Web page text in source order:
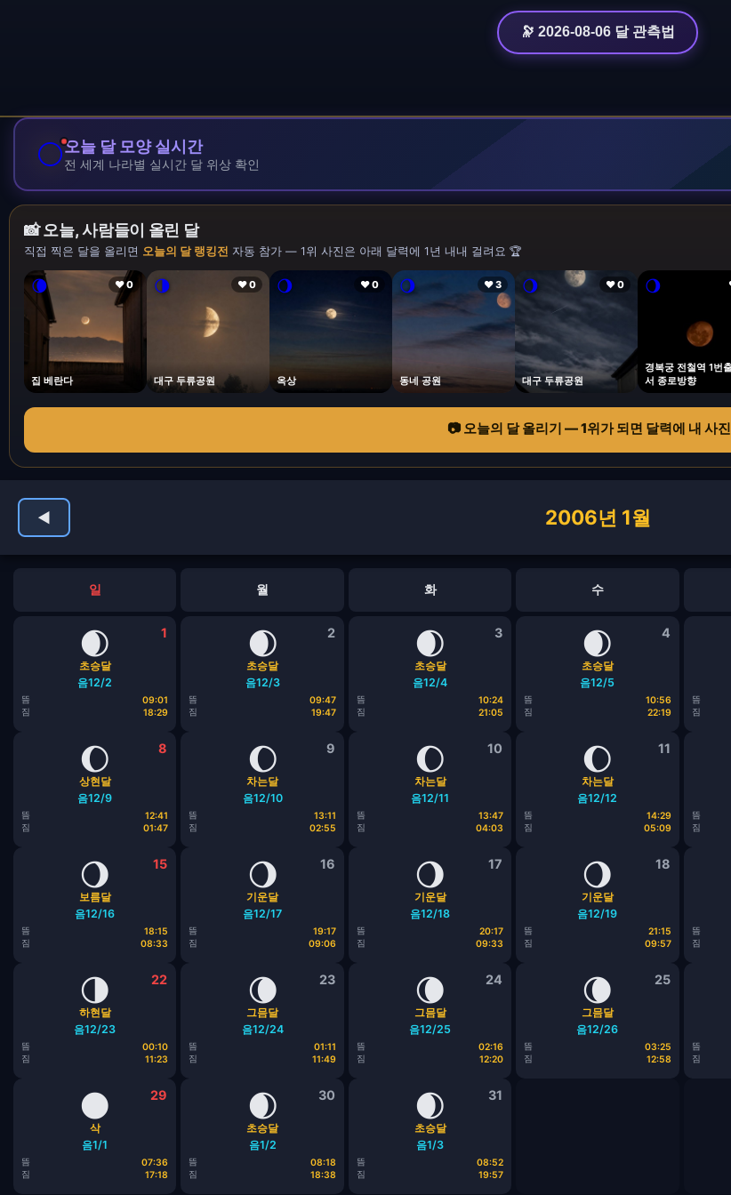
🔭 2026-08-06 달 관측법
🌕오늘 달 모양 실시간
전 세계 나라별 실시간 달 위상 확인
📸 오늘, 사람들이 올린 달
직접 찍은 달을 올리면 오늘의 달 랭킹전 자동 참가 — 1위 사진은 아래 달력에 1년 내내 걸려요 🏆
🌘 ❤ 0
집 베란다
🌗 ❤ 0
대구 두류공원
🌖 ❤ 0
옥상
🌖 ❤ 3
동네 공원
🌖 ❤ 0
대구 두류공원
🌖
경복궁 전철역 1번
서 종로방향
📷 오늘의 달 올리기 — 1위가 되면 달력에 내 사
◀ 2006년 1월
일 월 화 수
1
🌒
초승달
음12/2
뜸
09:01
짐
18:29
2
🌒
초승달
음12/3
뜸
09:47
짐
19:47
3
🌒
초승달
음12/4
뜸
10:24
짐
21:05
4
🌒
초승달
음12/5
뜸
10:56
짐
22:19
뜸
짐
8
🌔
상현달
음12/9
뜸
12:41
짐
01:47
9
🌔
차는달
음12/10
뜸
13:11
짐
02:55
10
🌔
차는달
음12/11
뜸
13:47
짐
04:03
11
🌔
차는달
음12/12
뜸
14:29
짐
05:09
뜸
짐
15
🌖
보름달
음12/16
뜸
18:15
짐
08:33
16
🌖
기운달
음12/17
뜸
19:17
짐
09:06
17
🌖
기운달
음12/18
뜸
20:17
짐
09:33
18
🌖
기운달
음12/19
뜸
21:15
짐
09:57
뜸
짐
22
🌗
하현달
음12/23
뜸
00:10
짐
11:23
23
🌘
그믐달
음12/24
뜸
01:11
짐
11:49
24
🌘
그믐달
음12/25
뜸
02:16
짐
12:20
25
🌘
그믐달
음12/26
뜸
03:25
짐
12:58
뜸
짐
29
🌑
삭
음1/1
뜸
07:36
짐
17:18
30
🌒
초승달
음1/2
뜸
08:18
짐
18:38
31
🌒
초승달
음1/3
뜸
08:52
짐
19:57